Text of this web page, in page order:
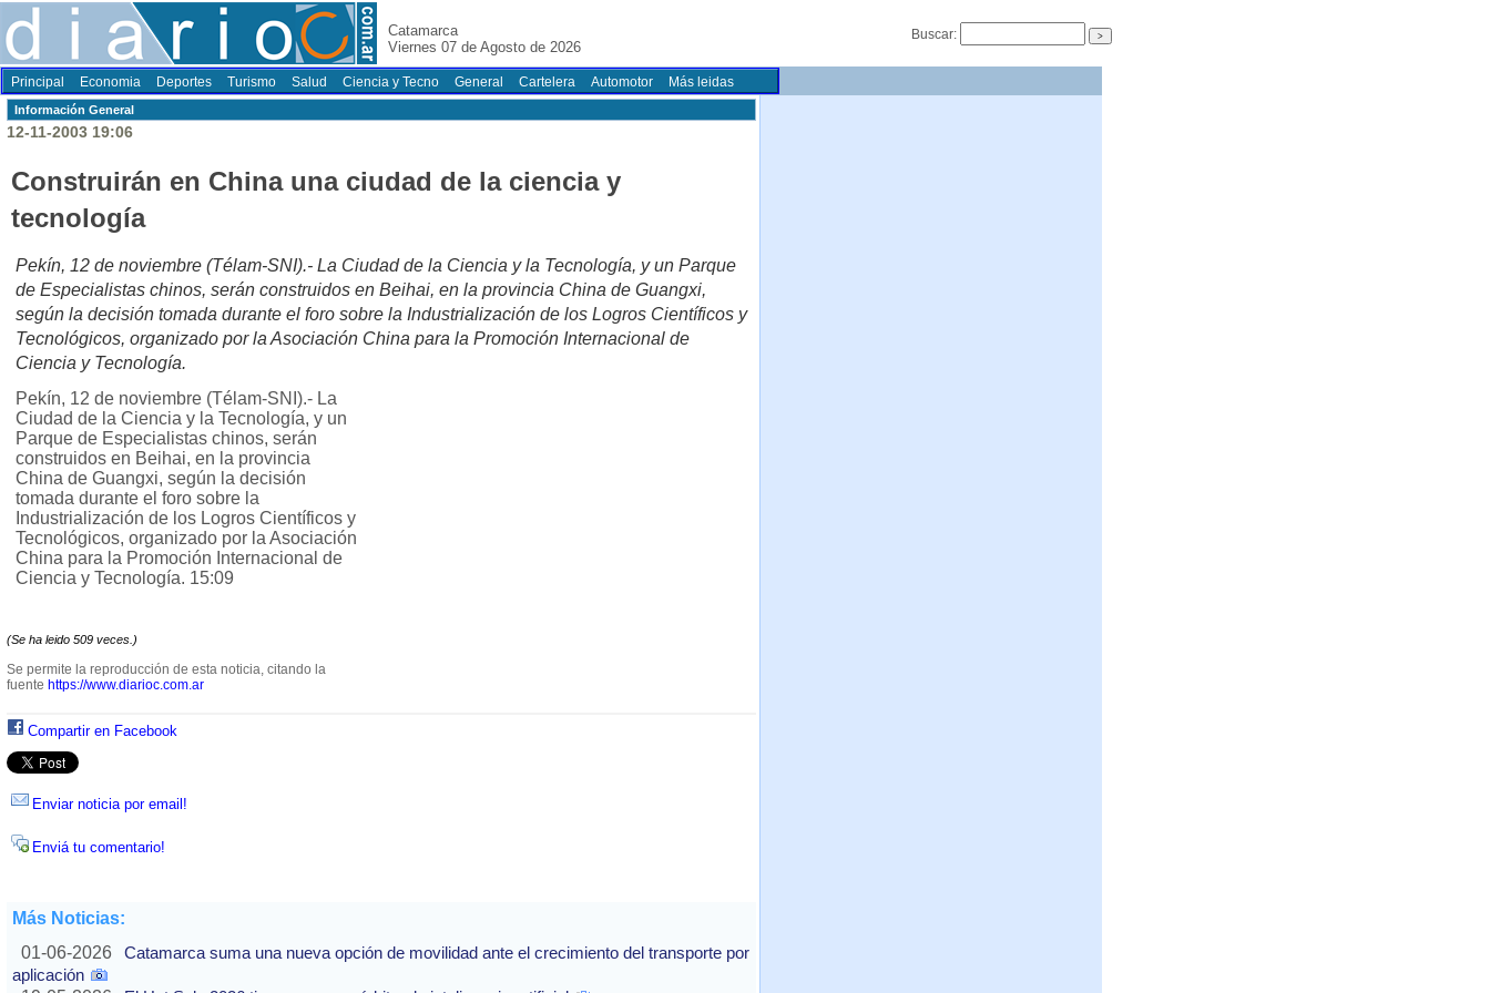
Catamarca
Viernes 07 de Agosto de 2026
Buscar:
Principal Economia Deportes Turismo Salud Ciencia y Tecno General Cartelera Automotor Más leidas
Información General
12-11-2003 19:06
Construirán en China una ciudad de la ciencia y
tecnología
Pekín, 12 de noviembre (Télam-SNI).- La Ciudad de la Ciencia y la Tecnología, y un Parque
de Especialistas chinos, serán construidos en Beihai, en la provincia China de Guangxi,
según la decisión tomada durante el foro sobre la Industrialización de los Logros Científicos y
Tecnológicos, organizado por la Asociación China para la Promoción Internacional de
Ciencia y Tecnología.
Pekín, 12 de noviembre (Télam-SNI).- La
Ciudad de la Ciencia y la Tecnología, y un
Parque de Especialistas chinos, serán
construidos en Beihai, en la provincia
China de Guangxi, según la decisión
tomada durante el foro sobre la
Industrialización de los Logros Científicos y
Tecnológicos, organizado por la Asociación
China para la Promoción Internacional de
Ciencia y Tecnología. 15:09
(Se ha leido 509 veces.)
Se permite la reproducción de esta noticia, citando la
fuente https://www.diarioc.com.ar
Compartir en Facebook
Enviar noticia por email!
Enviá tu comentario!
Más Noticias:
01-06-2026
Catamarca suma una nueva opción de movilidad ante el crecimiento del transporte por
aplicación